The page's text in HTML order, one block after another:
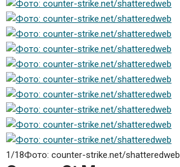
1/18Фото: counter-strike.net/shatteredweb